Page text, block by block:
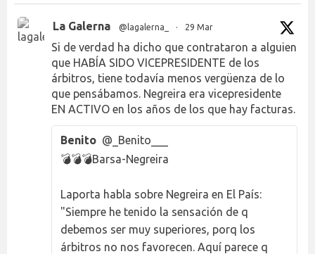
La Galerna @lagalerna_ · 29 Mar
Si de verdad ha dicho que contrataron a alguien
que HABÍA SIDO VICEPRESIDENTE de los
árbitros, tiene todavía menos vergüenza de lo
que pensábamos. Negreira era vicepresidente
EN ACTIVO en los años de los que hay facturas.
Benito @_Benito___
💣💣💣Barsa-Negreira
Laporta habla sobre Negreira en El País:
"Siempre he tenido la sensación de q
debemos ser muy superiores, porq los
árbitros no nos favorecen. Aquí parece q